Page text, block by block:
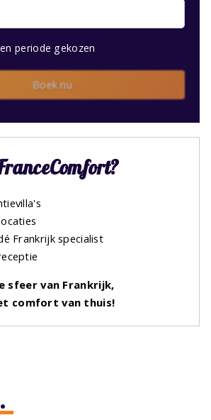
periode gekozen
Boek nu
Frankrijk specialist
sfeer van Frankrijk,
comfort van thuis!